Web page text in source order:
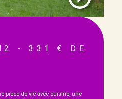
- 331 € DE
piece de vie avec cuisine, une